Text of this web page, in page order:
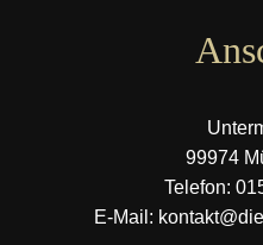
99974
Telefon:
E-Mail: